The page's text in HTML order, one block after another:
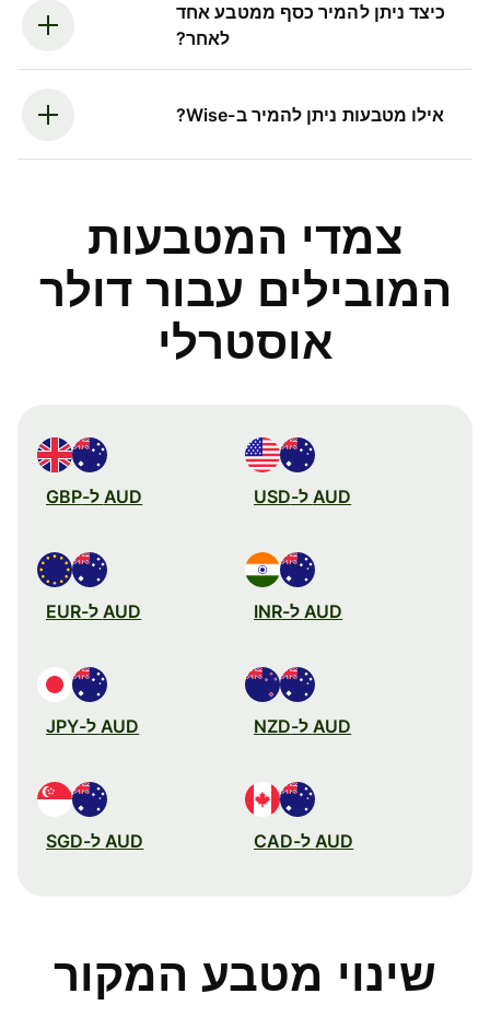
כיצד ניתן להמיר כסף ממטבע אחד
לאחר?
אילו מטבעות ניתן להמיר ב-Wise?
צמדי המטבעות
המובילים עבור דולר
אוסטרלי
AUD ל-USD AUD ל-GBP
AUD ל-INR AUD ל-EUR
AUD ל-NZD AUD ל-JPY
AUD ל-CAD AUD ל-SGD
שינוי מטבע המקור